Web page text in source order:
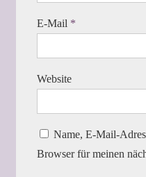
E-Mail *
Website
Name, E-Mail-
Browser für meinen